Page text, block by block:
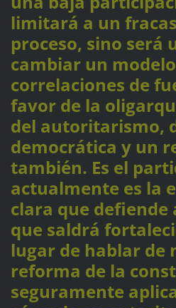
limitará a un
proceso, sino será
cambiar un
correlaciones de
favor de la
del autoritarismo,
democrática y un
también. Es el
actualmente es la
clara que defiende
que saldrá
lugar de hablar de
reforma de la
seguramente